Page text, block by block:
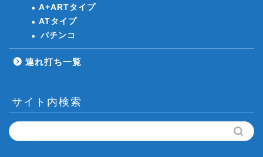
A+ARTタイプ
ATタイプ
パチンコ
連れ打ち一覧
サイト内検索